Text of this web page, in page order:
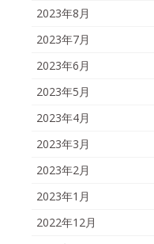
2023年8月
2023年7月
2023年6月
2023年5月
2023年4月
2023年3月
2023年2月
2023年1月
2022年12月